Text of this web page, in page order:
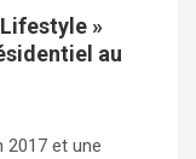
»
au
2017 et une